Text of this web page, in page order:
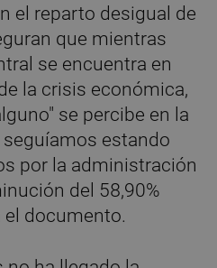
el reparto desigual de
que mientras
se encuentra en
la crisis económica,
se percibe en la
estando
por la administración
del 58,90%
el documento.